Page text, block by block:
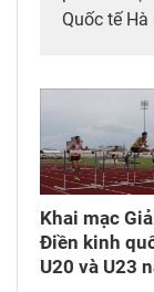
Quốc tế Hà
Khai mạc
Điền kinh
U20 và U23